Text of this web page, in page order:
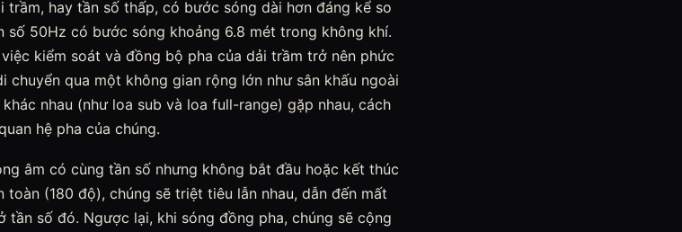
hay tần số thấp, có bước sóng dài hơn đáng kể so
50Hz có bước sóng khoảng 6.8 mét trong không khí.
kiểm soát và đồng bộ pha của dải trầm trở nên phức
chuyển qua một không gian rộng lớn như sân khấu ngoài
nhau (như loa sub và loa full-range) gặp nhau, cách
hệ pha của chúng.
âm có cùng tần số nhưng không bắt đầu hoặc kết thúc
(180 độ), chúng sẽ triệt tiêu lẫn nhau, dẫn đến mất
tần số đó. Ngược lại, khi sóng đồng pha, chúng sẽ cộng